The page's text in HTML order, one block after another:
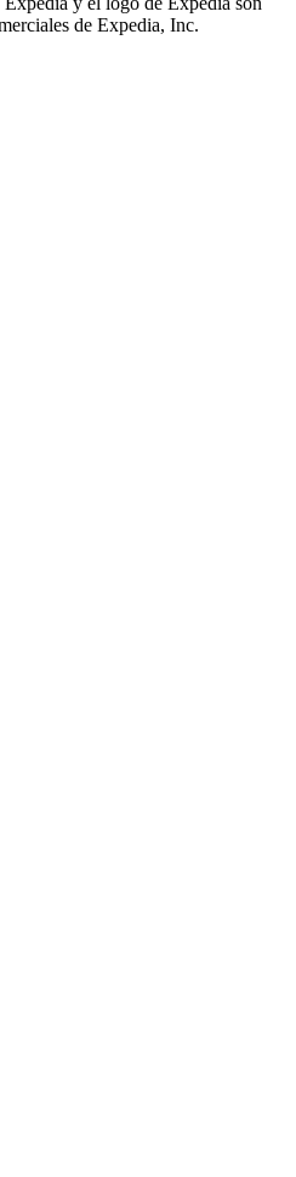
de Expedia, Inc.